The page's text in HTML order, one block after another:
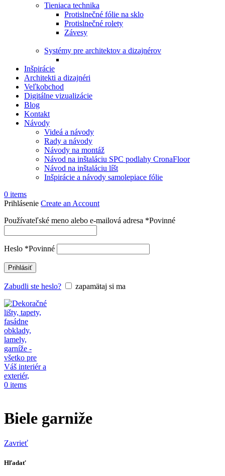
Tieniaca technika
Protislnečné fólie na sklo
Protislnečné rolety
Závesy
Systémy pre architektov a dizajnérov
Inšpirácie
Architekti a dizajnéri
Veľkobchod
Digitálne vizualizácie
Blog
Kontakt
Návody
Videá a návody
Rady a návody
Návody na montáž
Návod na inštaláciu SPC podlahy CronaFloor
Návod na inštaláciu líšt
Inšpirácie a návody samolepiace fólie
0 items
Prihlásenie Create an Account
Používateľské meno alebo e-mailová adresa *Povinné
Heslo *Povinné
Prihlásiť
Zabudli ste heslo? zapamätaj si ma
0 items
Biele garniže
Zavrieť
Hľadať